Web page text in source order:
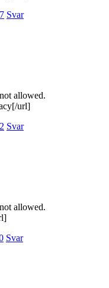
Svar
allowed.
url]
Svar
allowed.
Svar